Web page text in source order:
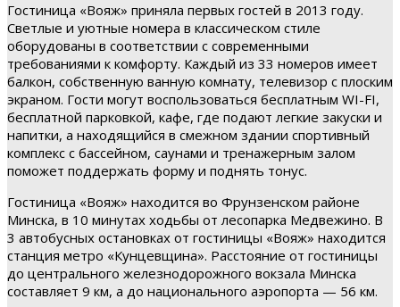
Гостиница «Вояж» приняла первых гостей в 2013 году.
Светлые и уютные номера в классическом стиле
оборудованы в соответствии с современными
требованиями к комфорту. Каждый из 33 номеров имеет
балкон, собственную ванную комнату, телевизор с плоским
экраном. Гости могут воспользоваться бесплатным WI-FI,
бесплатной парковкой, кафе, где подают легкие закуски и
напитки, а находящийся в смежном здании спортивный
комплекс с бассейном, саунами и тренажерным залом
поможет поддержать форму и поднять тонус.
Гостиница «Вояж» находится во Фрунзенском районе
Минска, в 10 минутах ходьбы от лесопарка Медвежино. В
3 автобусных остановках от гостиницы «Вояж» находится
станция метро «Кунцевщина». Расстояние от гостиницы
до центрального железнодорожного вокзала Минска
составляет 9 км, а до национального аэропорта — 56 км.